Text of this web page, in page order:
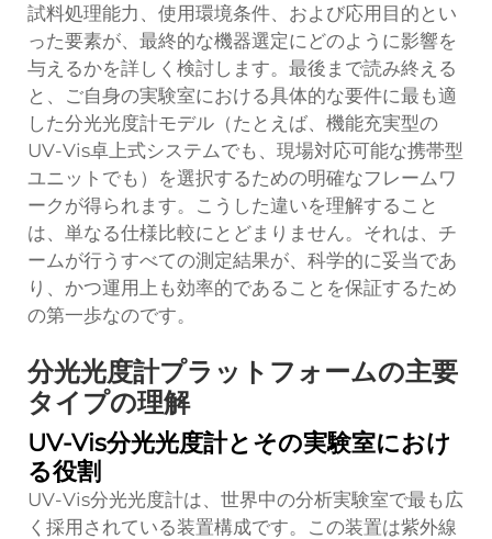
試料処理能力、使用環境条件、および応用目的とい
った要素が、最終的な機器選定にどのように影響を
与えるかを詳しく検討します。最後まで読み終える
と、ご自身の実験室における具体的な要件に最も適
した分光光度計モデル（たとえば、機能充実型の
UV-Vis卓上式システムでも、現場対応可能な携帯型
ユニットでも）を選択するための明確なフレームワ
ークが得られます。こうした違いを理解すること
は、単なる仕様比較にとどまりません。それは、チ
ームが行うすべての測定結果が、科学的に妥当であ
り、かつ運用上も効率的であることを保証するため
の第一歩なのです。
分光光度計プラットフォームの主要
タイプの理解
UV-Vis分光光度計とその実験室におけ
る役割
UV-Vis分光光度計は、世界中の分析実験室で最も広
く採用されている装置構成です。この装置は紫外線